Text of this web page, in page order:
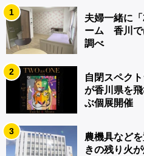
1
夫婦一緒に
ーム 香川で
調べ
2
自閉スペク
が香川県を
ぶ個展開催
3
農機具など
きの残り火